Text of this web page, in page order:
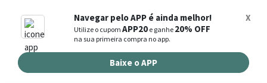
Navegar pelo APP é ainda melhor!
Utilize o cupomAPP20 e ganhe 20% OFF
na sua primeira compra no app.
X
Baixe o APP
Busca de produtos
Buscar por endereço de entrega